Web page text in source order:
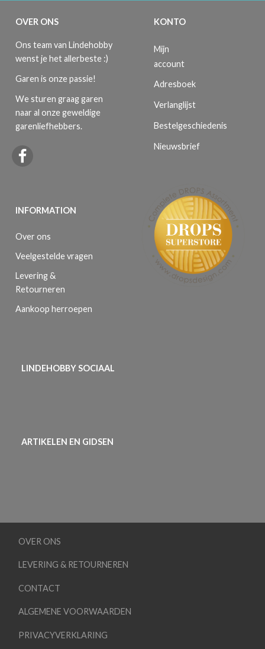
OVER ONS
Ons team van Lindehobby
wenst je het allerbeste :)
Garen is onze passie!
We sturen graag garen
naar al onze geweldige
garenliefhebbers.
INFORMATION
Over ons
Veelgestelde vragen
Levering &
Retourneren
Aankoop herroepen
KONTO
Mijn
account
Adresboek
Verlanglijst
Bestelgeschiedenis
Nieuwsbrief
LINDEHOBBY SOCIAAL
ARTIKELEN EN GIDSEN
OVER ONS
LEVERING & RETOURNEREN
CONTACT
ALGEMENE VOORWAARDEN
PRIVACYVERKLARING